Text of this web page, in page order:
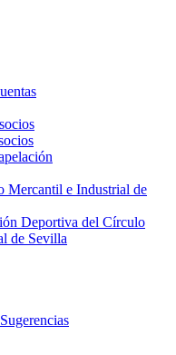
Mercantil e Industrial de
Deportiva del Círculo
de Sevilla